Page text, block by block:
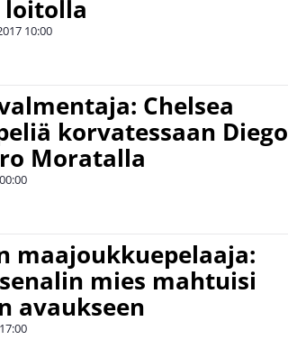
loitolla
10:00
Chelsea
korvatessaan Diego
Moratalla
00:00
maajoukkuepelaaja:
mies mahtuisi
avaukseen
17:00